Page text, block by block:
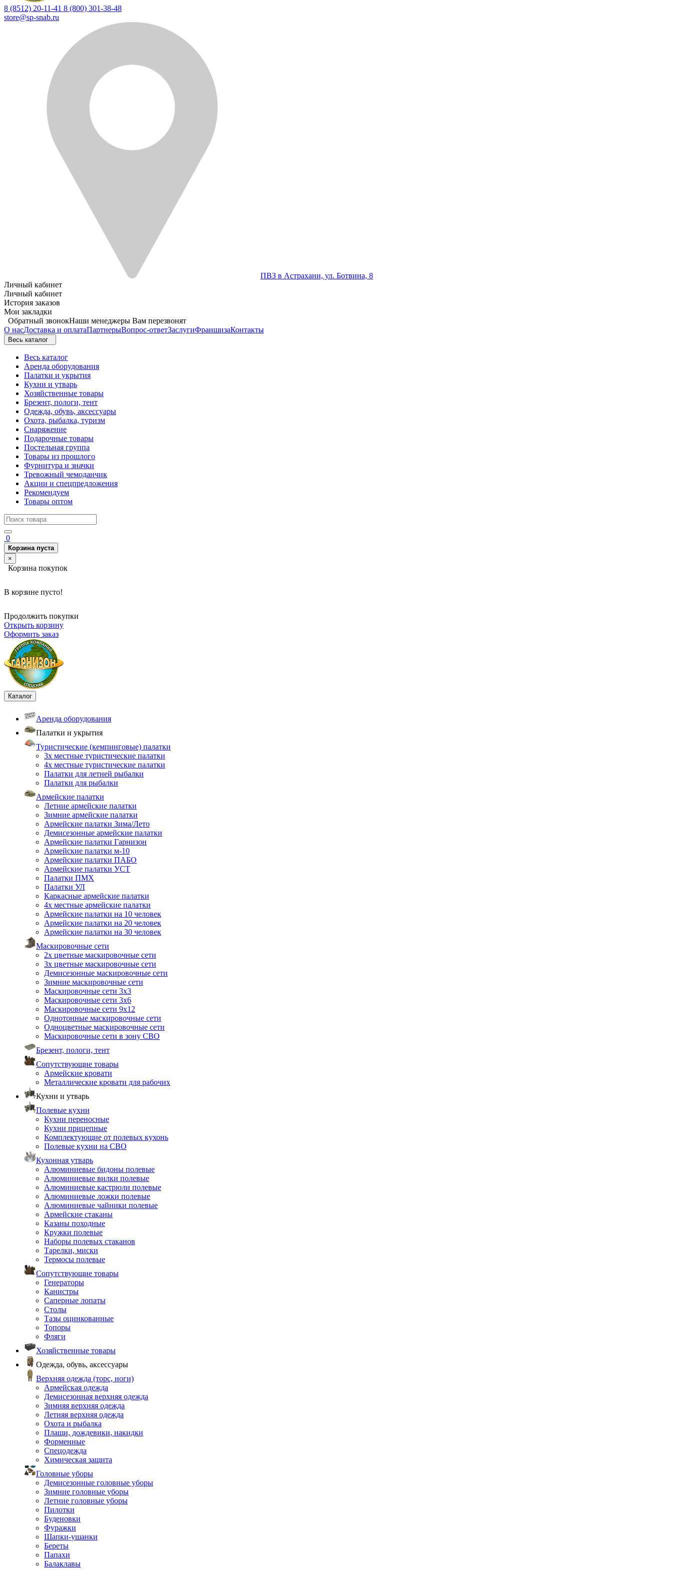
8 (8512) 20-11-41 8 (800) 301-38-48
store@sp-snab.ru
ПВЗ в Астрахани, ул. Ботвина, 8
Личный кабинет
Личный кабинет
История заказов
Мои закладки
Обратный звонокНаши менеджеры Вам перезвонят
О насДоставка и оплатаПартнерыВопрос-ответЗаслугиФраншизаКонтакты
Весь каталог
Весь каталог
Аренда оборудования
Палатки и укрытия
Кухни и утварь
Хозяйственные товары
Брезент, пологи, тент
Одежда, обувь, аксессуары
Охота, рыбалка, туризм
Снаряжение
Подарочные товары
Постельная группа
Товары из прошлого
Фурнитура и значки
Тревожный чемоданчик
Акции и спецпредложения
Рекомендуем
Товары оптом
0
Корзина пуста
×
Корзина покупок
В корзине пусто!
Продолжить покупки
Открыть корзину
Оформить заказ
Каталог
Аренда оборудования
Палатки и укрытия
Туристические (кемпинговые) палатки
3х местные туристические палатки
4х местные туристические палатки
Палатки для летней рыбалки
Палатки для рыбалки
Армейские палатки
Летние армейские палатки
Зимние армейские палатки
Армейские палатки Зима/Лето
Демисезонные армейские палатки
Армейские палатки Гарнизон
Армейские палатки м-10
Армейские палатки ПАБО
Армейские палатки УСТ
Палатки ПМХ
Палатки УЛ
Каркасные армейские палатки
4х местные армейские палатки
Армейские палатки на 10 человек
Армейские палатки на 20 человек
Армейские палатки на 30 человек
Маскировочные сети
2х цветные маскировочные сети
3х цветные маскировочные сети
Демисезонные маскировочные сети
Зимние маскировочные сети
Маскировочные сети 3х3
Маскировочные сети 3х6
Маскировочные сети 9х12
Однотонные маскировочные сети
Одноцветные маскировочные сети
Маскировочные сети в зону СВО
Брезент, пологи, тент
Сопутствующие товары
Армейские кровати
Металлические кровати для рабочих
Кухни и утварь
Полевые кухни
Кухни переносные
Кухни прицепные
Комплектующие от полевых кухонь
Полевые кухни на СВО
Кухонная утварь
Алюминиевые бидоны полевые
Алюминиевые вилки полевые
Алюминиевые кастрюли полевые
Алюминиевые ложки полевые
Алюминиевые чайники полевые
Армейские стаканы
Казаны походные
Кружки полевые
Наборы полевых стаканов
Тарелки, миски
Термосы полевые
Сопутствующие товары
Генераторы
Канистры
Саперные лопаты
Столы
Тазы оцинкованные
Топоры
Фляги
Хозяйственные товары
Одежда, обувь, аксессуары
Верхняя одежда (торс, ноги)
Армейская одежда
Демисезонная верхняя одежда
Зимняя верхняя одежда
Летняя верхняя одежда
Охота и рыбалка
Плащи, дождевики, накидки
Форменные
Спецодежда
Химическая защита
Головные уборы
Демисезонные головные уборы
Зимние головные уборы
Летние головные уборы
Пилотки
Буденовки
Фуражки
Шапки-ушанки
Береты
Папахи
Балаклавы